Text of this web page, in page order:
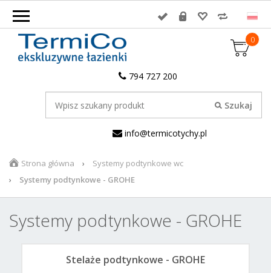
0
794 727 200
info@termicotychy.pl
Strona główna
Systemy podtynkowe wc
Systemy podtynkowe - GROHE
Systemy podtynkowe - GROHE
Stelaże podtynkowe - GROHE